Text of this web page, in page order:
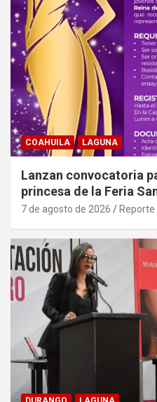
COAHUILA LAGUNA
Lanzan convocatoria
princesa de la Feria
7 de agosto de 2026